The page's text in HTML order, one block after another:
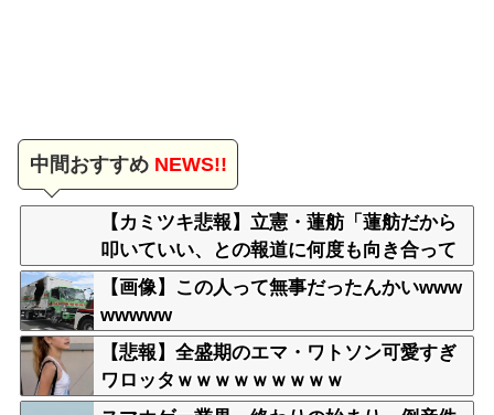
中間おすすめNEWS!!
【カミツキ悲報】立憲・蓮舫「蓮舫だから
叩いていい、との報道に何度も向き合って
きました」→ツッコミ殺到
【画像】この人って無事だったんかいwww
wwwww
【悲報】全盛期のエマ・ワトソン可愛すぎ
ワロッタｗｗｗｗｗｗｗｗｗ